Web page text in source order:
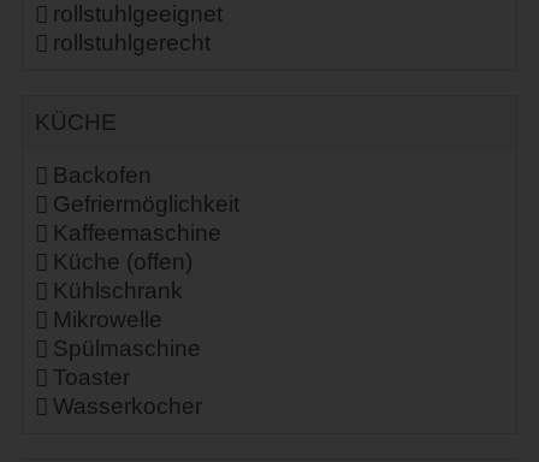
rollstuhlgeeignet
rollstuhlgerecht
KÜCHE
Backofen
Gefriermöglichkeit
Kaffeemaschine
Küche (offen)
Kühlschrank
Mikrowelle
Spülmaschine
Toaster
Wasserkocher